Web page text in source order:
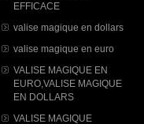
EFFICACE
valise magique en dollars
valise magique en euro
VALISE MAGIQUE EN
EURO,VALISE MAGIQUE
EN DOLLARS
VALISE MAGIQUE